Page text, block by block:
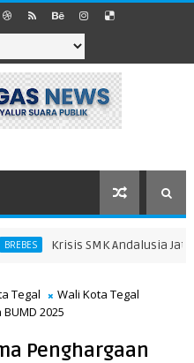
Krisis SMK Andalusia
Tegal
Wali Kota Tegal
2025
Penghargaan